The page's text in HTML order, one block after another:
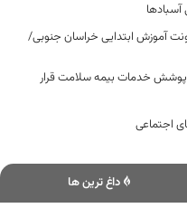
آموزش ابتدایی خراسان جنوبی/
پوشش خدمات بیمه سلامت قرار
اجتماعی
داغ ترین ها